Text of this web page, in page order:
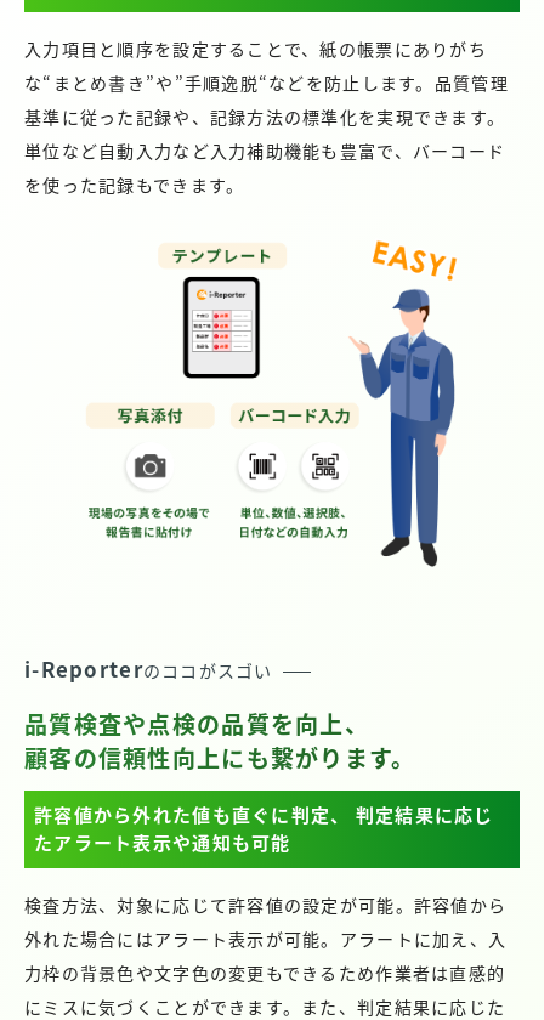
入力項目と順序を設定することで、紙の帳票にありがち
な“まとめ書き”や”手順逸脱“などを防止します。品質管理
基準に従った記録や、記録方法の標準化を実現できます。
単位など自動入力など入力補助機能も豊富で、バーコード
を使った記録もできます。
i-Reporterのココがスゴい
品質検査や点検の品質を向上、
顧客の信頼性向上にも繋がります。
許容値から外れた値も直ぐに判定、
判定結果に応じ
たアラート表示や通知も可能
検査方法、対象に応じて許容値の設定が可能。許容値から
外れた場合にはアラート表示が可能。アラートに加え、入
力枠の背景色や文字色の変更もできるため作業者は直感的
にミスに気づくことができます。また、判定結果に応じた